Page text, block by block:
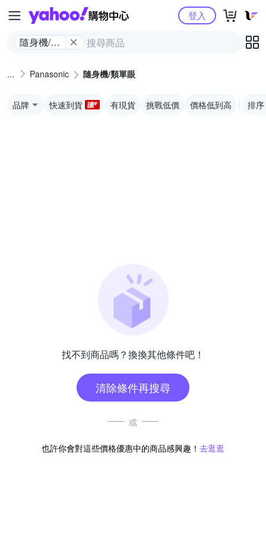
Yahoo購物中心
隨身機/類
登入
Panasonic 隨身機/類單眼
品牌 快速到貨 有現貨 挑戰低價 價格低到高 排序
找不到商品嗎？換換其他條件吧！
清除條件再搜尋
或
也許你會對這些價格優惠中的商品感興趣！ 去逛逛